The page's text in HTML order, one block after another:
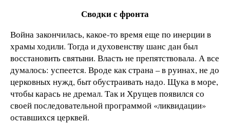
Сводки с фронта
Война закончилась, какое-то время еще по инерции в
храмы ходили. Тогда и духовенству шанс дан был
восстановить святыни. Власть не препятствовала. А все
думалось: успеется. Вроде как страна – в руинах, не до
церковных нужд, быт обустраивать надо. Щука в море,
чтобы карась не дремал. Так и Хрущев появился со
своей последовательной программой «ликвидации»
оставшихся церквей.